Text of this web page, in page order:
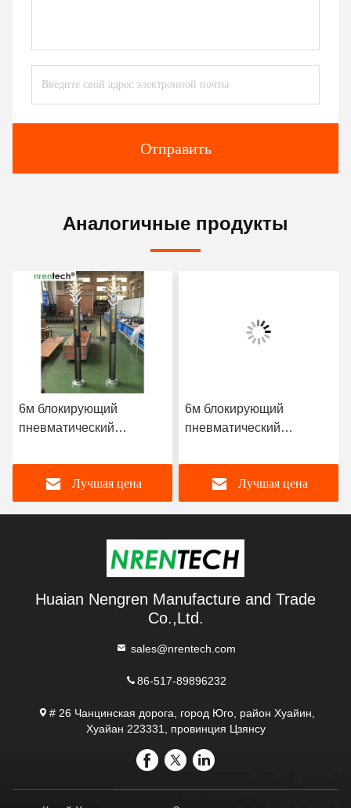
Отправить
Аналогичные продукты
6м блокирующий
пневматический
30кг полезные нагрузки-
мобильная
телекоммуникационная
телескопическая мачта-
радио антенные мачты 6
Лучшая цена
6м блокирующий
пневматический
50кг полезные нагрузки-
мобильная
телекоммуникационная
телескопическая мачта-
радио антенна мачты 6м
Лучшая цена
Huaian Nengren Manufacture and Trade
Co.,Ltd.
sales@nrentech.com
86-517-89896232
# 26 Чанцинская дорога, город Юго, район Хуайин,
Хуайан 223331, провинция Цзянсу